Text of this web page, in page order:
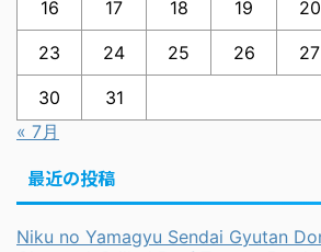
16 17 18 19 20
23 24 25 26 27
30
31
« 7月
最近の投稿
Niku no Yamagyu Sendai Gyutan